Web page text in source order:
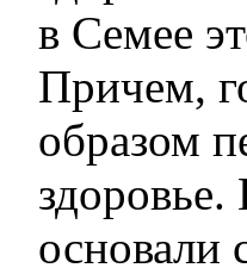
в Семее
Причем,
образом
основали